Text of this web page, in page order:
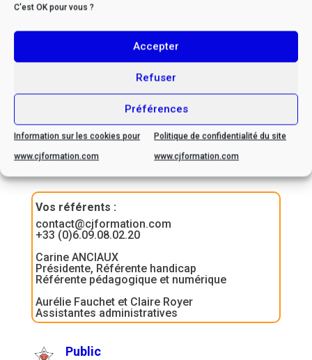
C'est OK pour vous ?
Accepter
Refuser
Préférences
Information sur les cookies pour
www.cjformation.com
Politique de confidentialité du site
www.cjformation.com
Contactez-nous
Vos référents :
contact@cjformation.com
+33 (0)6.09.08.02.20
Carine ANCIAUX
Présidente, Référente handicap
Référente pédagogique et numérique
Aurélie Fauchet et Claire Royer
Assistantes administratives
Public